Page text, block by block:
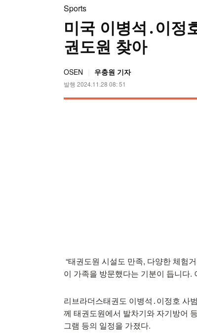
Sports
미국 이병석․이정
권도원 찾아
OSEN 우충원 기자
발행 2024.11.28 08: 51
“태권도원 시설도 만족, 다양한 체험
이 가족을 방문했다는 기분이 듭니다.
리브라더스태권도 이병석․이정호 사
께 태권도원에서 발차기와 자기방어
그램 등의 일정을 가졌다.